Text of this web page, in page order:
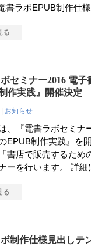
書ラボEPUB制作仕様
る
ボセミナー2016 電
作実践』開催決定
お知らせ
、『電書ラボセミナ
EPUB制作実践』を
書店で販売するため
ーを行います。 詳細
る
ボ制作仕様見出しテ